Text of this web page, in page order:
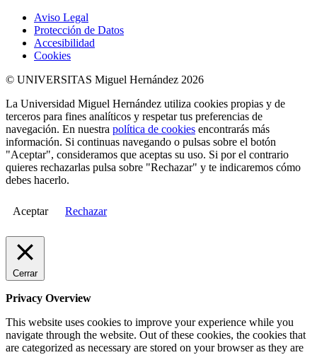
Aviso Legal
Protección de Datos
Accesibilidad
Cookies
© UNIVERSITAS Miguel Hernández 2026
La Universidad Miguel Hernández utiliza cookies propias y de
terceros para fines analíticos y respetar tus preferencias de
navegación. En nuestra política de cookies encontrarás más
información. Si continuas navegando o pulsas sobre el botón
"Aceptar", consideramos que aceptas su uso. Si por el contrario
quieres rechazarlas pulsa sobre "Rechazar" y te indicaremos cómo
debes hacerlo.
Aceptar Rechazar
Cerrar
Privacy Overview
This website uses cookies to improve your experience while you
navigate through the website. Out of these cookies, the cookies that
are categorized as necessary are stored on your browser as they are